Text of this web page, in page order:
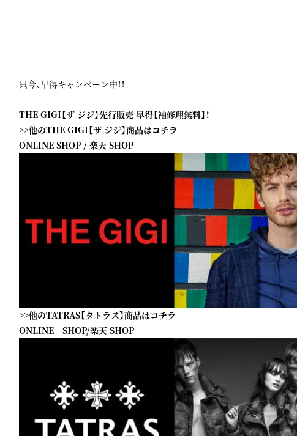
只今、早得キャンペーン中！！
THE GIGI【ザ ジジ】先行販売 早得【袖修理無料】！
>>他のTHE GIGI【ザ ジジ】商品はコチラ
ONLINE SHOP / 楽天 SHOP
>>他のTATRAS【タトラス】商品はコチラ
ONLINE SHOP/楽天 SHOP